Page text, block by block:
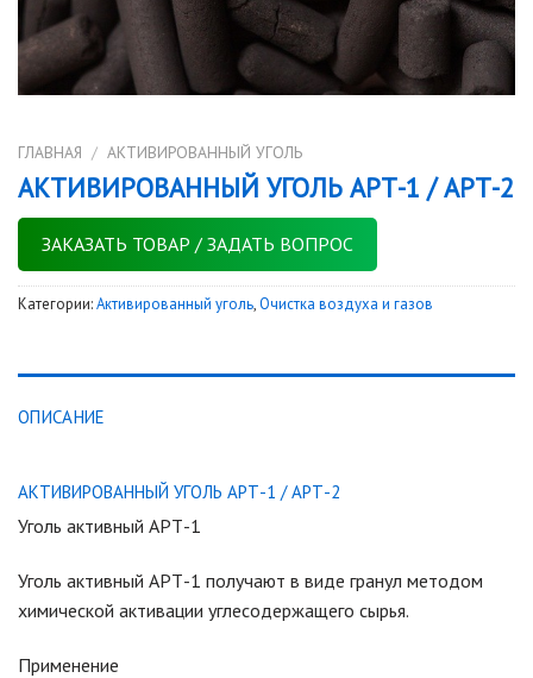
ГЛАВНАЯ / АКТИВИРОВАННЫЙ УГОЛЬ
АКТИВИРОВАННЫЙ УГОЛЬ АРТ-1 / АРТ-2
ЗАКАЗАТЬ ТОВАР / ЗАДАТЬ ВОПРОС
Категории:Активированный уголь,Очистка воздуха и газов
ОПИСАНИЕ
АКТИВИРОВАННЫЙ УГОЛЬ АРТ-1 / АРТ-2
Уголь активный АРТ-1
Уголь активный АРТ-1 получают в виде гранул методом
химической активации углесодержащего сырья.
Применение